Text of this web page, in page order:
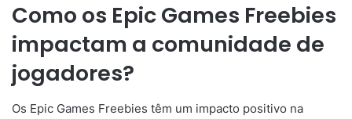
Como os Epic Games Freebies
impactam a comunidade de
jogadores?
Os Epic Games Freebies têm um impacto positivo na